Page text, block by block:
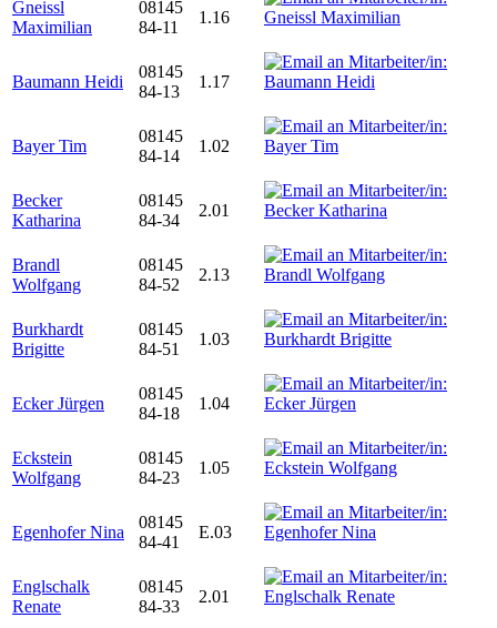
Gneissl
Maximilian
08145
84-11
1.16
Baumann Heidi
08145
84-13
1.17
Bayer Tim
08145
84-14
1.02
Becker
Katharina
08145
84-34
2.01
Brandl
Wolfgang
08145
84-52
2.13
Burkhardt
Brigitte
08145
84-51
1.03
Ecker Jürgen
08145
84-18
1.04
Eckstein
Wolfgang
08145
84-23
1.05
Egenhofer Nina
08145
84-41
E.03
Englschalk
Renate
08145
84-33
2.01